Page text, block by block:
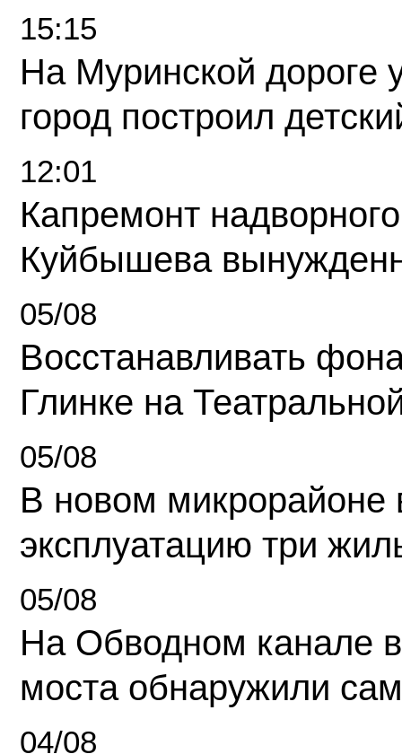
15:15
На Муринской дороге
город построил
12:01
Капремонт
Куйбышева
05/08
Восстанавливать
Глинке на
05/08
В новом микрорайоне
эксплуатацию три
05/08
На Обводном канале
моста обнаружили
04/08